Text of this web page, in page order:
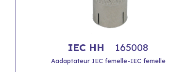
IEC HH 165008
Aadaptateur IEC femelle-IEC femelle